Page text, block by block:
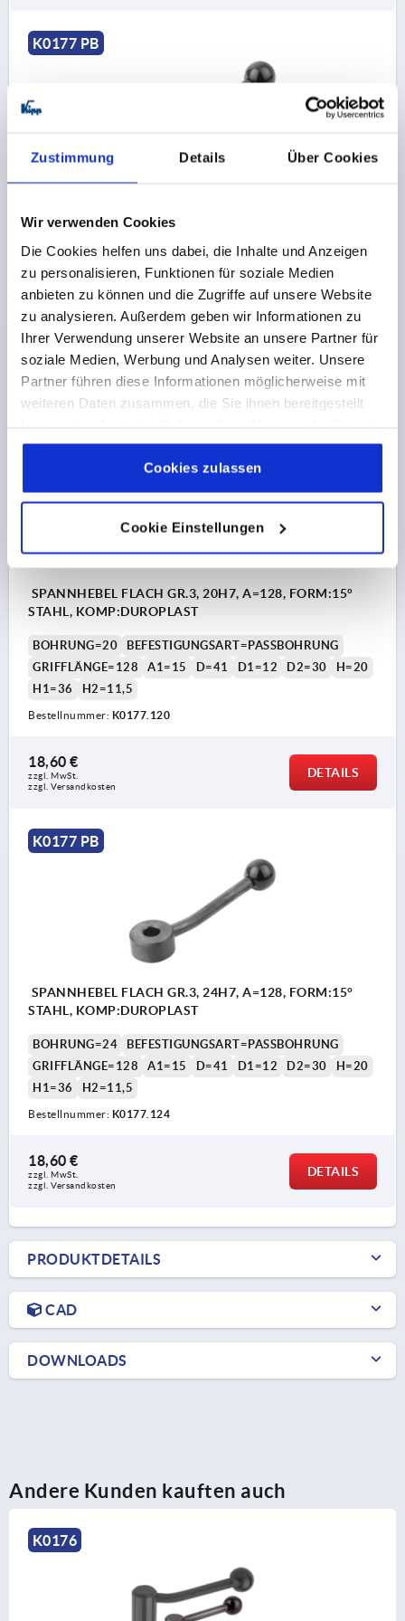
Zustimmung Details Über Cookies
Wir verwenden Cookies
Die Cookies helfen uns dabei, die Inhalte und Anzeigen
zu personalisieren, Funktionen für soziale Medien
anbieten zu können und die Zugriffe auf unsere Website
zu analysieren. Außerdem geben wir Informationen zu
Ihrer Verwendung unserer Website an unsere Partner für
soziale Medien, Werbung und Analysen weiter. Unsere
Partner führen diese Informationen möglicherweise mit
weiteren Daten zusammen, die Sie ihnen bereitgestellt
gesammelt haben.Cookie Richtlinien
Datenschutz|AGB
Cookies zulassen
Cookie Einstellungen
K0177 PB
BOHRUNG=16
BEFESTIGUNGSART=PASSBOHRUNG
GRIFFLÄNGE=100
A1=15 D=33 D1=10 D2=25
H1=27
H2=10
Bestellnummer:K0177.116
14,61 €
zzgl. MwSt.
zzgl. Versandkosten
DETAILS
K0177 PB
SPANNHEBEL FLACH GR.3, 20H7, A=128, FORM:15°
STAHL, KOMP:DUROPLAST
BOHRUNG=20
BEFESTIGUNGSART=PASSBOHRUNG
GRIFFLÄNGE=128
A1=15 D=41 D1=12 D2=30
H=20
H1=36
H2=11,5
Bestellnummer: K0177.120
18,60 €
zzgl. MwSt.
zzgl. Versandkosten
DETAILS
K0177 PB
SPANNHEBEL FLACH GR.3, 24H7, A=128, FORM:15°
STAHL, KOMP:DUROPLAST
BOHRUNG=24
BEFESTIGUNGSART=PASSBOHRUNG
GRIFFLÄNGE=128
A1=15 D=41 D1=12 D2=30
H=20
H1=36
H2=11,5
Bestellnummer: K0177.124
18,60 €
zzgl. MwSt.
zzgl. Versandkosten
DETAILS
PRODUKTDETAILS
CAD
DOWNLOADS
Andere Kunden kauften auch